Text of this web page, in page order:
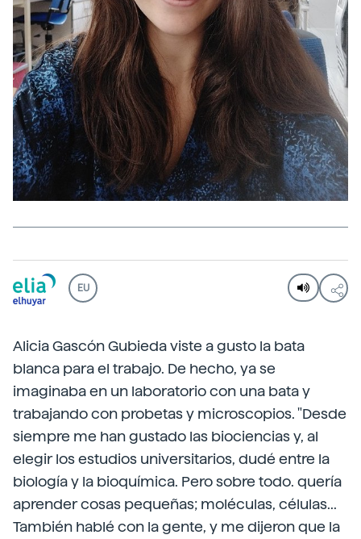
EU
Alicia Gascón Gubieda viste a gusto la bata
blanca para el trabajo. De hecho, ya se
imaginaba en un laboratorio con una bata y
trabajando con probetas y microscopios. "Desde
siempre me han gustado las biociencias y, al
elegir los estudios universitarios, dudé entre la
biología y la bioquímica. Pero sobre todo. quería
aprender cosas pequeñas; moléculas, células...
También hablé con la gente, y me dijeron que la